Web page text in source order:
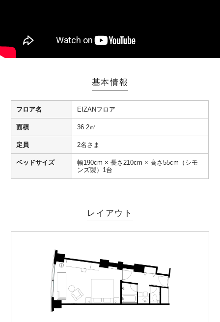
基本情報
フロア名 EIZANフロア
面積 36.2㎡
定員 2名さま
ベッドサイズ
幅190cm × 長さ210cm × 高さ55cm（シモ
ンズ製）1台
レイアウト